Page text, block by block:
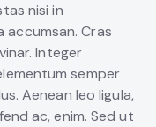
nisi in
accumsan. Cras
Integer
semper
Aenean leo ligula,
ac, enim. Sed ut